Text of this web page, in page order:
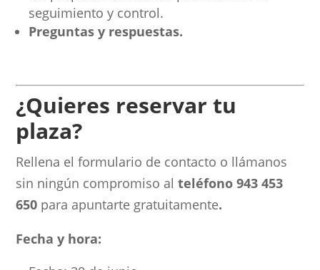
seguimiento y control.
Preguntas y respuestas.
¿Quieres reservar tu
plaza?
Rellena el formulario de contacto o llámanos
sin ningún compromiso alteléfono 943 453
650 para apuntarte gratuitamente.
Fecha y hora: